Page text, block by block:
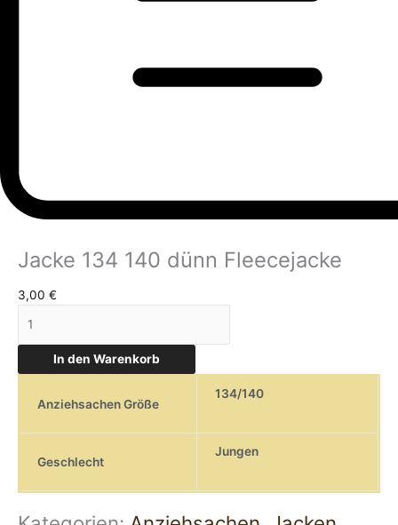
Jacke 134 140 dünn Fleecejacke
3,00 €
In den Warenkorb
Anziehsachen Größe
134/140
Geschlecht
Jungen